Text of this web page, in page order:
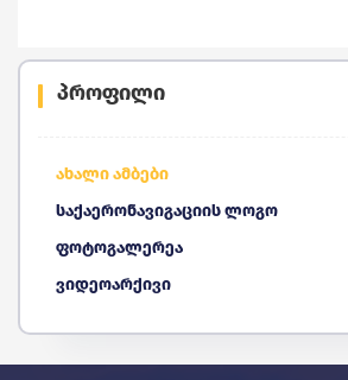
პროფილი
ახალი ამბები
საქაერონავიგაციის ლოგო
ფოტოგალერეა
ვიდეოარქივი